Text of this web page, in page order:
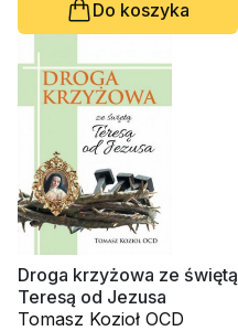
Do koszyka
Droga krzyżowa ze świętą
Teresą od Jezusa
Tomasz Kozioł OCD